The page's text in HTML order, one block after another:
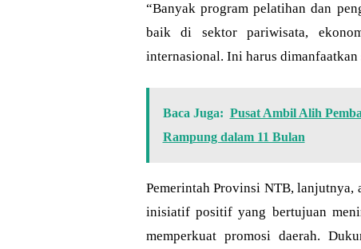
“Banyak program pelatihan dan
baik di sektor pariwisata,
internasional. Ini harus
Baca Juga: Pusat Ambil Alih
Rampung dalam 11 Bulan
Pemerintah Provinsi NTB, lanjutnya,
inisiatif positif yang bertujuan
memperkuat promosi daerah.